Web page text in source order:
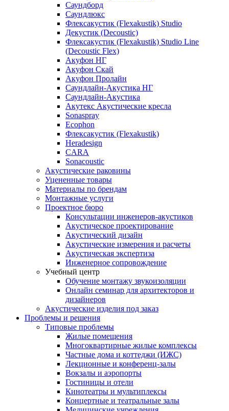
Саундборд
Саундлюкс
Флексакустик (Flexakustik) Studio
Декустик (Decoustic)
Флексакустик (Flexakustik) Studio Line
(Decoustic Flex)
Акуфон НГ
Акуфон Скай
Акуфон Пролайн
Саундлайн-Акустика НГ
Саундлайн-Акустика
Акутекс Акустические кресла
Sonaspray
Ecophon
Флексакустик (Flexakustik)
Heradesign
CARA
Sonacoustic
Акустические раковины
Уцененные товары
Материалы по брендам
Монтажные услуги
Проектное бюро
Консультации инженеров-акустиков
Акустическое проектирование
Акустический дизайн
Акустические измерения и расчеты
Акустическая экспертиза
Инженерное сопровождение
Учебный центр
Обучение монтажу звукоизоляции
Онлайн семинар для архитекторов и
дизайнеров
Акустические изделия под заказ
Проблемы и решения
Типовые проблемы
Жилые помещения
Многоквартирные жилые комплексы
Частные дома и коттеджи (ИЖС)
Лекционные и конференц-залы
Вокзалы и аэропорты
Гостиницы и отели
Кинотеатры и мультиплексы
Концертные и театральные залы